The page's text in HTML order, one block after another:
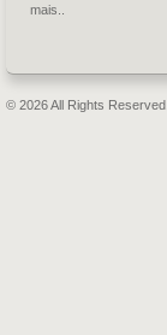
mais..
© 2026 All Rights Reserved.